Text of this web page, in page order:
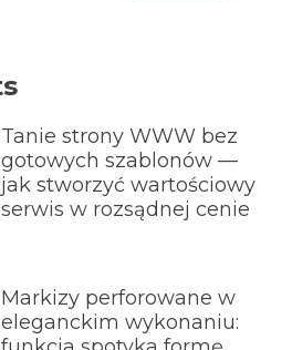
Tanie strony WWW bez
gotowych szablonów —
jak stworzyć wartościowy
serwis w rozsądnej cenie
Markizy perforowane w
eleganckim wykonaniu: